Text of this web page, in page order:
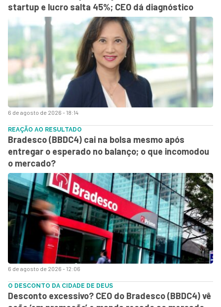
6 de agosto de 2026 - 18:14
startup e lucro salta 45%; CEO dá diagnóstico
6 de agosto de 2026 - 12:06
REAÇÃO AO RESULTADO
Bradesco (BBDC4) cai na bolsa mesmo após
entregar o esperado no balanço; o que incomodou
o mercado?
O DESCONTO DA CIDADE DE DEUS
Desconto excessivo? CEO do Bradesco (BBDC4) vê